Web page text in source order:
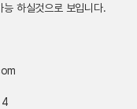
하실것으로 보입니다.
4